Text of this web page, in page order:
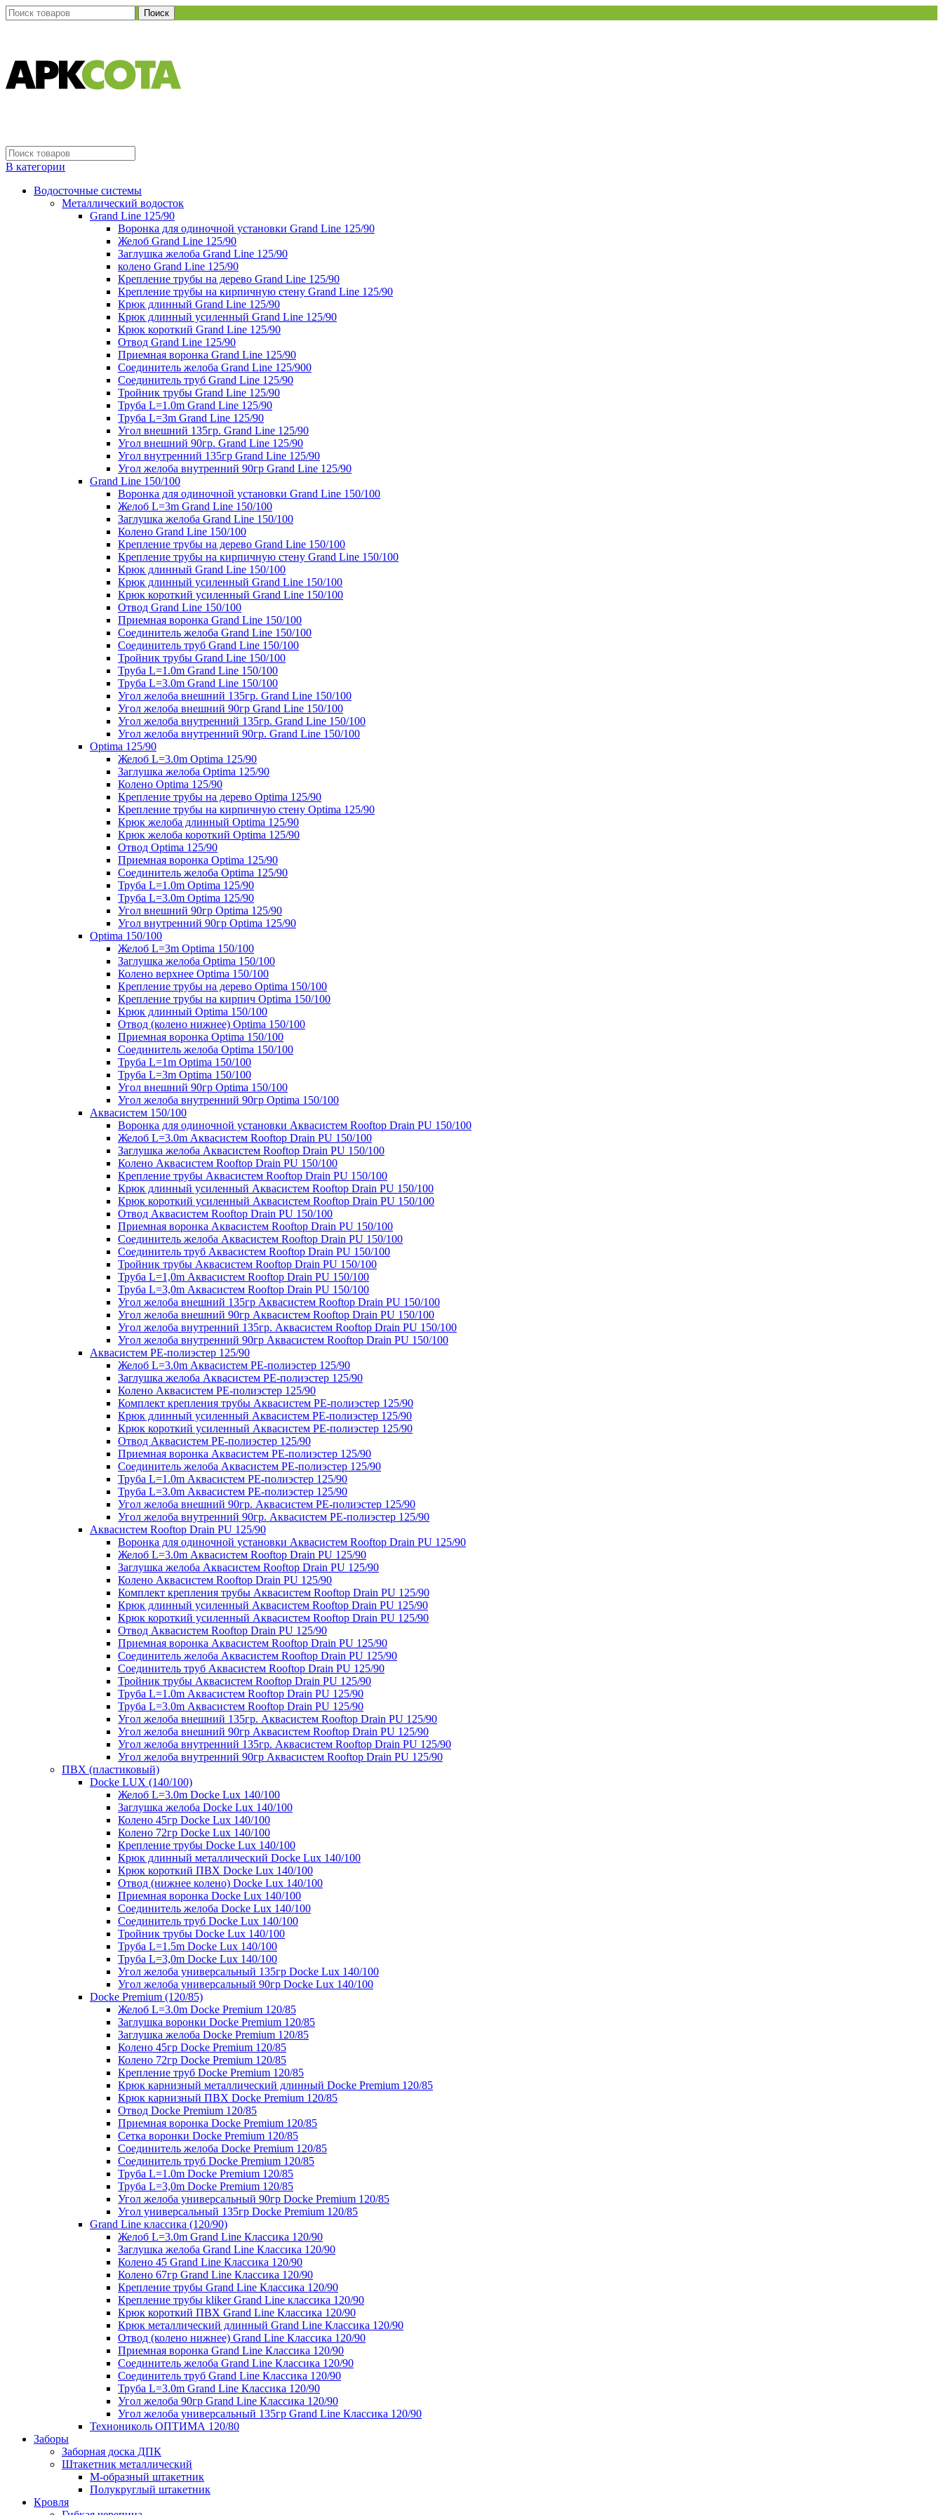
Поиск
В категории
Водосточные системы
Металлический водосток
Grand Line 125/90
Воронка для одиночной установки Grand Line 125/90
Желоб Grand Line 125/90
Заглушка желоба Grand Line 125/90
колено Grand Line 125/90
Крепление трубы на дерево Grand Line 125/90
Крепление трубы на кирпичную стену Grand Line 125/90
Крюк длинный Grand Line 125/90
Крюк длинный усиленный Grand Line 125/90
Крюк короткий Grand Line 125/90
Отвод Grand Line 125/90
Приемная воронка Grand Line 125/90
Соединитель желоба Grand Line 125/900
Соединитель труб Grand Line 125/90
Тройник трубы Grand Line 125/90
Труба L=1.0m Grand Line 125/90
Труба L=3m Grand Line 125/90
Угол внешний 135гр. Grand Line 125/90
Угол внешний 90гр. Grand Line 125/90
Угол внутренний 135гр Grand Line 125/90
Угол желоба внутренний 90гр Grand Line 125/90
Grand Line 150/100
Воронка для одиночной установки Grand Line 150/100
Желоб L=3m Grand Line 150/100
Заглушка желоба Grand Line 150/100
Колено Grand Line 150/100
Крепление трубы на дерево Grand Line 150/100
Крепление трубы на кирпичную стену Grand Line 150/100
Крюк длинный Grand Line 150/100
Крюк длинный усиленный Grand Line 150/100
Крюк короткий усиленный Grand Line 150/100
Отвод Grand Line 150/100
Приемная воронка Grand Line 150/100
Соединитель желоба Grand Line 150/100
Соединитель труб Grand Line 150/100
Тройник трубы Grand Line 150/100
Труба L=1.0m Grand Line 150/100
Труба L=3.0m Grand Line 150/100
Угол желоба внешний 135гр. Grand Line 150/100
Угол желоба внешний 90гр Grand Line 150/100
Угол желоба внутренний 135гр. Grand Line 150/100
Угол желоба внутренний 90гр. Grand Line 150/100
Optima 125/90
Желоб L=3.0m Optima 125/90
Заглушка желоба Optima 125/90
Колено Optima 125/90
Крепление трубы на дерево Optima 125/90
Крепление трубы на кирпичную стену Optima 125/90
Крюк желоба длинный Optima 125/90
Крюк желоба короткий Optima 125/90
Отвод Optima 125/90
Приемная воронка Optima 125/90
Соединитель желоба Optima 125/90
Труба L=1.0m Optima 125/90
Труба L=3.0m Optima 125/90
Угол внешний 90гр Optima 125/90
Угол внутренний 90гр Optima 125/90
Optima 150/100
Желоб L=3m Optima 150/100
Заглушка желоба Optima 150/100
Колено верхнее Optima 150/100
Крепление трубы на дерево Optima 150/100
Крепление трубы на кирпич Optima 150/100
Крюк длинный Optima 150/100
Отвод (колено нижнее) Optima 150/100
Приемная воронка Optima 150/100
Соединитель желоба Optima 150/100
Труба L=1m Optima 150/100
Труба L=3m Optima 150/100
Угол внешний 90гр Optima 150/100
Угол желоба внутренний 90гр Optima 150/100
Аквасистем 150/100
Воронка для одиночной установки Аквасистем Rooftop Drain PU 150/100
Желоб L=3.0m Аквасистем Rooftop Drain PU 150/100
Заглушка желоба Аквасистем Rooftop Drain PU 150/100
Колено Аквасистем Rooftop Drain PU 150/100
Крепление трубы Аквасистем Rooftop Drain PU 150/100
Крюк длинный усиленный Аквасистем Rooftop Drain PU 150/100
Крюк короткий усиленный Аквасистем Rooftop Drain PU 150/100
Отвод Аквасистем Rooftop Drain PU 150/100
Приемная воронка Аквасистем Rooftop Drain PU 150/100
Соединитель желоба Аквасистем Rooftop Drain PU 150/100
Соединитель труб Аквасистем Rooftop Drain PU 150/100
Тройник трубы Аквасистем Rooftop Drain PU 150/100
Труба L=1,0m Аквасистем Rooftop Drain PU 150/100
Труба L=3,0m Аквасистем Rooftop Drain PU 150/100
Угол желоба внешний 135гр Аквасистем Rooftop Drain PU 150/100
Угол желоба внешний 90гр Аквасистем Rooftop Drain PU 150/100
Угол желоба внутренний 135гр. Аквасистем Rooftop Drain PU 150/100
Угол желоба внутренний 90гр Аквасистем Rooftop Drain PU 150/100
Аквасистем PE-полиэстер 125/90
Желоб L=3.0m Аквасистем PE-полиэстер 125/90
Заглушка желоба Аквасистем PE-полиэстер 125/90
Колено Аквасистем PE-полиэстер 125/90
Комплект крепления трубы Аквасистем PE-полиэстер 125/90
Крюк длинный усиленный Аквасистем PE-полиэстер 125/90
Крюк короткий усиленный Аквасистем PE-полиэстер 125/90
Отвод Аквасистем РЕ-полиэстер 125/90
Приемная воронка Аквасистем PE-полиэстер 125/90
Соединитель желоба Аквасистем PE-полиэстер 125/90
Труба L=1.0m Аквасистем PE-полиэстер 125/90
Труба L=3.0m Аквасистем PE-полиэстер 125/90
Угол желоба внешний 90гр. Аквасистем PE-полиэстер 125/90
Угол желоба внутренний 90гр. Аквасистем PE-полиэстер 125/90
Аквасистем Rooftop Drain PU 125/90
Воронка для одиночной установки Аквасистем Rooftop Drain PU 125/90
Желоб L=3.0m Аквасистем Rooftop Drain PU 125/90
Заглушка желоба Аквасистем Rooftop Drain PU 125/90
Колено Аквасистем Rooftop Drain PU 125/90
Комплект крепления трубы Аквасистем Rooftop Drain PU 125/90
Крюк длинный усиленный Аквасистем Rooftop Drain PU 125/90
Крюк короткий усиленный Аквасистем Rooftop Drain PU 125/90
Отвод Аквасистем Rooftop Drain PU 125/90
Приемная воронка Аквасистем Rooftop Drain PU 125/90
Соединитель желоба Аквасистем Rooftop Drain PU 125/90
Соединитель труб Аквасистем Rooftop Drain PU 125/90
Тройник трубы Аквасистем Rooftop Drain PU 125/90
Труба L=1.0m Аквасистем Rooftop Drain PU 125/90
Труба L=3.0m Аквасистем Rooftop Drain PU 125/90
Угол желоба внешний 135гр. Аквасистем Rooftop Drain PU 125/90
Угол желоба внешний 90гр Аквасистем Rooftop Drain PU 125/90
Угол желоба внутренний 135гр. Аквасистем Rooftop Drain PU 125/90
Угол желоба внутренний 90гр Аквасистем Rooftop Drain PU 125/90
ПВХ (пластиковый)
Docke LUX (140/100)
Желоб L=3.0m Docke Lux 140/100
Заглушка желоба Docke Lux 140/100
Колено 45гр Docke Lux 140/100
Колено 72гр Docke Lux 140/100
Крепление трубы Docke Lux 140/100
Крюк длинный металлический Docke Lux 140/100
Крюк короткий ПВХ Docke Lux 140/100
Отвод (нижнее колено) Docke Lux 140/100
Приемная воронка Docke Lux 140/100
Соединитель желоба Docke Lux 140/100
Соединитель труб Docke Lux 140/100
Тройник трубы Docke Lux 140/100
Труба L=1.5m Docke Lux 140/100
Труба L=3,0m Docke Lux 140/100
Угол желоба универсальный 135гр Docke Lux 140/100
Угол желоба универсальный 90гр Docke Lux 140/100
Docke Premium (120/85)
Желоб L=3.0m Docke Premium 120/85
Заглушка воронки Docke Premium 120/85
Заглушка желоба Docke Premium 120/85
Колено 45гр Docke Premium 120/85
Колено 72гр Docke Premium 120/85
Крепление труб Docke Premium 120/85
Крюк карнизный металлический длинный Docke Premium 120/85
Крюк карнизный ПВХ Docke Premium 120/85
Отвод Docke Premium 120/85
Приемная воронка Docke Premium 120/85
Сетка воронки Docke Premium 120/85
Соединитель желоба Docke Premium 120/85
Соединитель труб Docke Premium 120/85
Труба L=1.0m Docke Premium 120/85
Труба L=3,0m Docke Premium 120/85
Угол желоба универсальный 90гр Docke Premium 120/85
Угол универсальный 135гр Docke Premium 120/85
Grand Line классика (120/90)
Желоб L=3.0m Grand Line Классика 120/90
Заглушка желоба Grand Line Классика 120/90
Колено 45 Grand Line Классика 120/90
Колено 67гр Grand Line Классика 120/90
Крепление трубы Grand Line Классика 120/90
Крепление трубы kliker Grand Line классика 120/90
Крюк короткий ПВХ Grand Line Классика 120/90
Крюк металлический длинный Grand Line Классика 120/90
Отвод (колено нижнее) Grand Line Классика 120/90
Приемная воронка Grand Line Классика 120/90
Соединитель желоба Grand Line Классика 120/90
Соединитель труб Grand Line Классика 120/90
Труба L=3.0m Grand Line Классика 120/90
Угол желоба 90гр Grand Line Классика 120/90
Угол желоба универсальный 135гр Grand Line Классика 120/90
Технониколь ОПТИМА 120/80
Заборы
Заборная доска ДПК
Штакетник металлический
М-образный штакетник
Полукруглый штакетник
Кровля